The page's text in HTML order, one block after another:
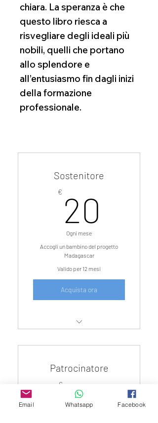
chiara. La speranza è che
questo libro riesca a
risvegliare degli ideali più
nobili, quelli che portano
allo splendore e
all’entusiasmo fin dagli inizi
della formazione
professionale.
Sostenitore
€ 20
Ogni mese
Accogli un bambino del progetto
Madagascar
Valido per 12 mesi
Acquista ora
mensile
Patrocinatore
€ 50 50€
Email Whatsapp Facebook